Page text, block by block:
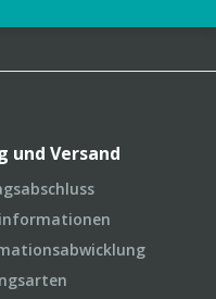
und Versand